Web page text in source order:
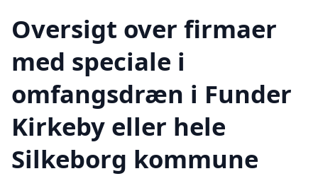
Oversigt over firmaer
med speciale i
omfangsdræn i Funder
Kirkeby eller hele
Silkeborg kommune